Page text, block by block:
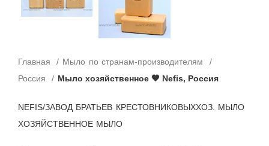
Главная
Мыло по странам-производителям
Россия
Мыло хозяйственное 🤎 Nefis, Россия
NEFIS/ЗАВОД БРАТЬЕВ КРЕСТОВНИКОВЫХХОЗ. МЫЛО
ХОЗЯЙСТВЕННОЕ МЫЛО